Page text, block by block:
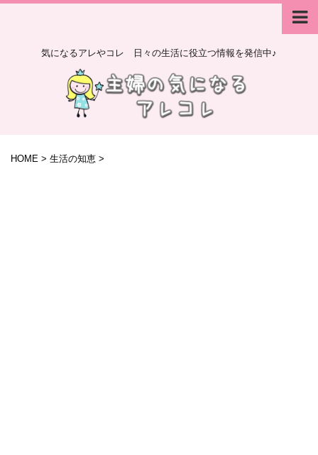
気になるアレやコレ 日々の生活に役立つ情報を発信中♪
HOME > 生活の知恵 >